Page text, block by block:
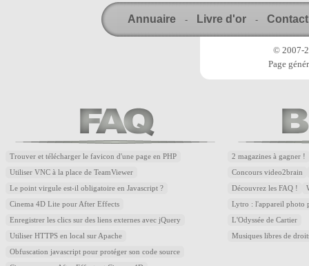
Annuaire - Livre d'or - Contact
© 2007-
Page
Trouver et télécharger le favicon d'une page en PHP
Utiliser VNC à la place de TeamViewer
Le point virgule est-il obligatoire en Javascript ?
Cinema 4D Lite pour After Effects
Enregistrer les clics sur des liens externes avec jQuery
Utiliser HTTPS en local sur Apache
Obfuscation javascript pour protéger son code source
2 magazines à gagner !
Concours video2brain
Découvrez les FAQ !
Lytro : l'appareil photo
L'Odyssée de Cartier
Musiques libres de